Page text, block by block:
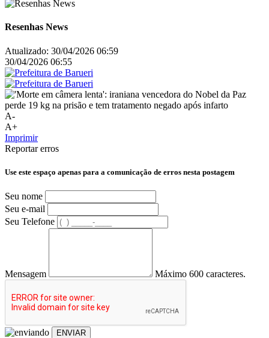
Resenhas News
Atualizado: 30/04/2026 06:59
30/04/2026 06:55
A-
A+
Imprimir
Reportar erros
Use este espaço apenas para a comunicação de erros nesta postagem
Seu nome
Seu e-mail
Seu Telefone
Mensagem Máximo 600 caracteres.
ENVIAR